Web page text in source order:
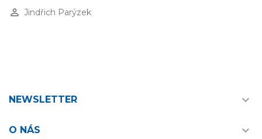
perm_identity Jindřich Parýzek
NEWSLETTER 
O NÁS 